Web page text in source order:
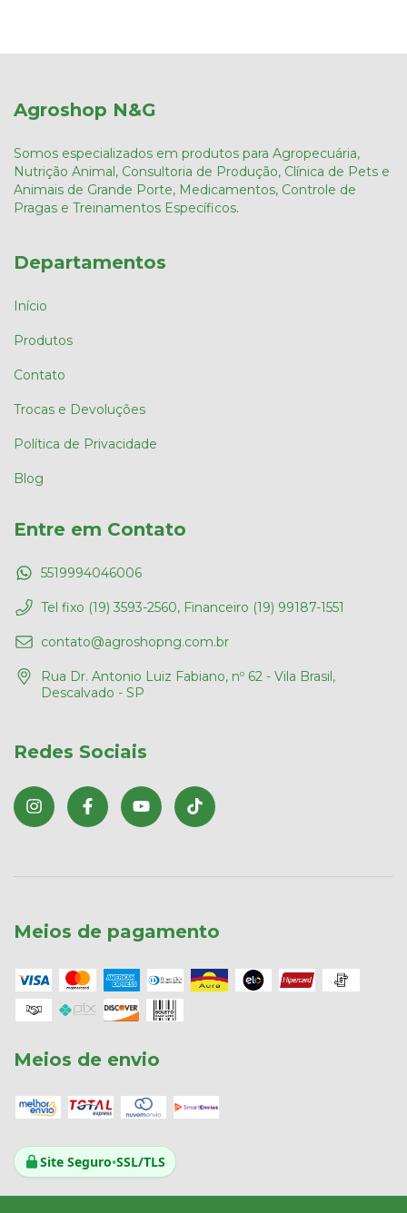
Agroshop N&G
Somos especializados em produtos para Agropecuária,
Nutrição Animal, Consultoria de Produção, Clínica de Pets e
Animais de Grande Porte, Medicamentos, Controle de
Pragas e Treinamentos Específicos.
Departamentos
Início
Produtos
Contato
Trocas e Devoluções
Política de Privacidade
Blog
Entre em Contato
5519994046006
Tel fixo (19) 3593-2560, Financeiro (19) 99187-1551
contato@agroshopng.com.br
Rua Dr. Antonio Luiz Fabiano, nº 62 - Vila Brasil,
Descalvado - SP
Redes Sociais
Meios de pagamento
Meios de envio
Site Seguro•SSL/TLS